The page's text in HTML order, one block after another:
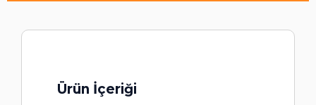
Ürün İçeriği